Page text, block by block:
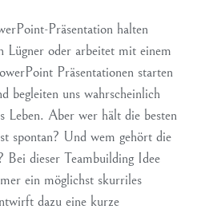
Präsentation halten
Lügner oder arbeitet mit einem
Präsentationen starten
begleiten uns wahrscheinlich
Leben. Aber wer hält die besten
spontan? Und wem gehört die
dieser Teambuilding Idee
ein möglichst skurriles
dazu eine kurze